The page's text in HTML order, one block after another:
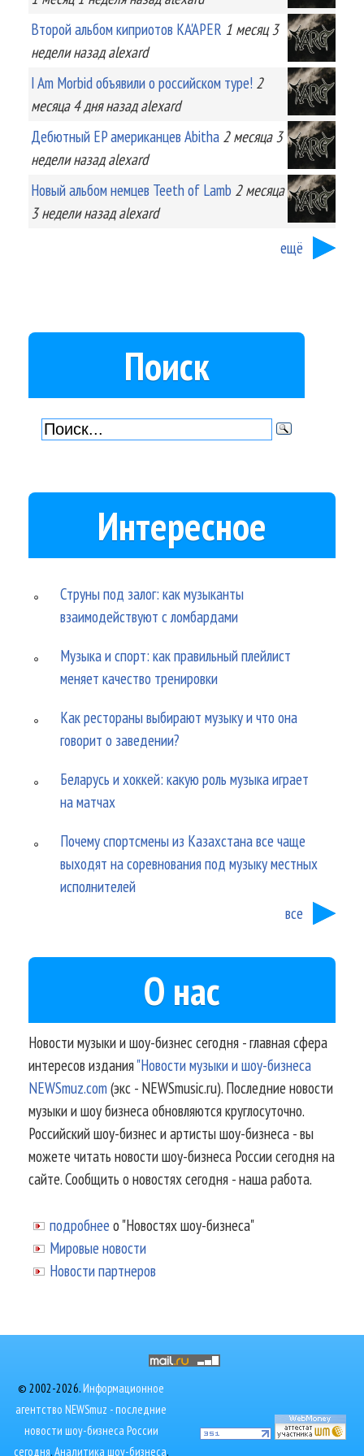
Второй альбом киприотов KA'APER 1 месяц 3
неделиназад alexard
I Am Morbid объявили о российском туре! 2
месяца 4 дняназад alexard
Дебютный EP американцев Abitha 2 месяца 3
неделиназад alexard
Новый альбом немцев Teeth of Lamb 2 месяца
3 неделиназад alexard
ещё
Поиск
Интересное
Струны под залог: как музыканты
взаимодействуют с ломбардами
Музыка и спорт: как правильный плейлист
меняет качество тренировки
Как рестораны выбирают музыку и что она
говорит о заведении?
Беларусь и хоккей: какую роль музыка играет
на матчах
Почему спортсмены из Казахстана все чаще
выходят на соревнования под музыку местных
исполнителей
все
О нас
Новости музыки и шоу-бизнес сегодня - главная сфера
интересов издания"Новости музыки и шоу-бизнеса
NEWSmuz.com(экс - NEWSmusic.ru). Последние новости
музыки и шоу бизнеса обновляются круглосуточно.
Российский шоу-бизнес и артисты шоу-бизнеса - вы
можете читать новости шоу-бизнеса России сегодня на
сайте. Сообщить о новостях сегодня - наша работа.
подробнее о "Новостях шоу-бизнеса"
Мировые новости
Новости партнеров
© 2002-2026.Информационное
агентство NEWSmuz - последние
новости шоу-бизнеса России
сегодня.Аналитика шоу-бизнеса,